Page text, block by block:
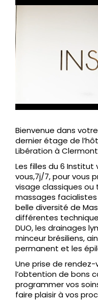
Bienvenue dans
dernier étage de
Libération à
Les filles du 6
vous,7j/7, pour vous
visage classiques ou
massages facialistes
belle diversité de
différentes
DUO, les drainages
minceur brésiliens,
permanent et les
Une prise de rendez-
l’obtention de bons
programmer vos
faire plaisir à vos